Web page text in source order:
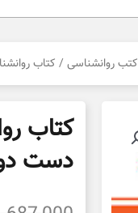
کتب روانشناسی / کتاب
کتاب
دست